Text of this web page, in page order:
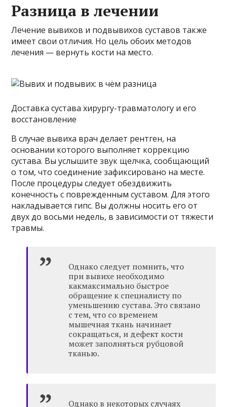
Разница в лечении
Лечение вывихов и подвывихов суставов также
имеет свои отличия. Но цель обоих методов
лечения — вернуть кости на место.
Доставка сустава хирургу-травматологу и его
восстановление
В случае вывиха врач делает рентген, на
основании которого выполняет коррекцию
сустава. Вы услышите звук щелчка, сообщающий
о том, что соединение зафиксировано на месте.
После процедуры следует обездвижить
конечность с поврежденным суставом. Для этого
накладывается гипс. Вы должны носить его от
двух до восьми недель, в зависимости от тяжести
травмы.
Однако следует помнить, что
при вывихе необходимо
какмаксимально быстрое
обращение к специалисту по
уменьшению сустава. Это связано
с тем, что со временем
мышечная ткань начинает
сокращаться, и дефект кости
может заполняться рубцовой
тканью.
Однако в некоторых случаях